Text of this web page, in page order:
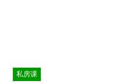
私房课